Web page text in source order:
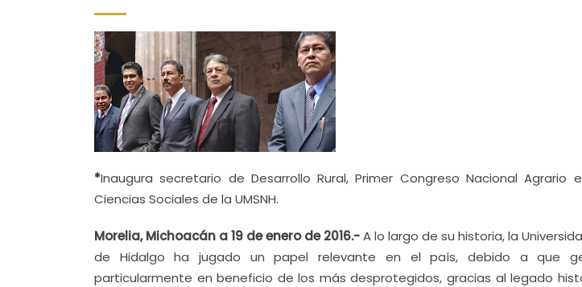
*Inaugura secretario de Desarrollo Rural, Primer Congreso Nacional
Ciencias Sociales de la UMSNH.
Morelia, Michoacán a 19 de enero de 2016.-A lo largo de su historia, la
de Hidalgo ha jugado un papel relevante en el país, debido a que
particularmente en beneficio de los más desprotegidos, gracias al legado